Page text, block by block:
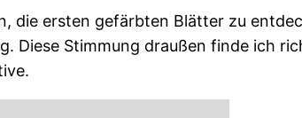
die ersten gefärbten Blätter zu
Diese Stimmung draußen finde ich